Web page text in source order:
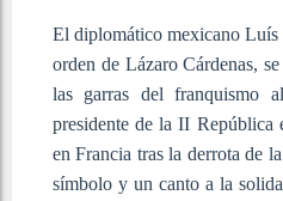
El diplomático mexicano
orden de Lázaro Cárdenas,
las garras del franquismo
presidente de la II República
en Francia tras la derrota de
símbolo y un canto a la